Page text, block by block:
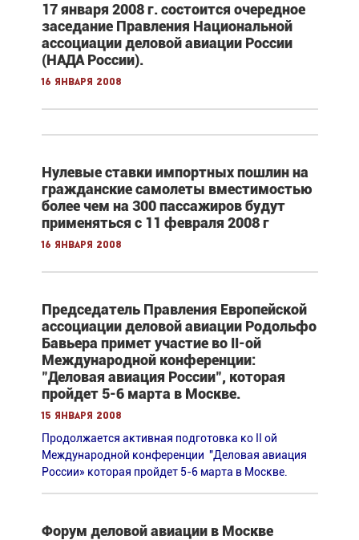
17 января 2008 г. состоится очередное
заседание Правления Национальной
ассоциации деловой авиации России
(НАДА России).
16 января 2008
Нулевые ставки импортных пошлин на
гражданские самолеты вместимостью
более чем на 300 пассажиров будут
применяться с 11 февраля 2008 г
16 января 2008
Председатель Правления Европейской
ассоциации деловой авиации Родольфо
Бавьера примет участие во II-ой
Международной конференции:
"Деловая авиация России", которая
пройдет 5-6 марта в Москве.
15 января 2008
Продолжается активная подготовка ко II ой
Международной конференции "Деловая авиация
России» которая пройдет 5-6 марта в Москве.
Форум деловой авиации в Москве